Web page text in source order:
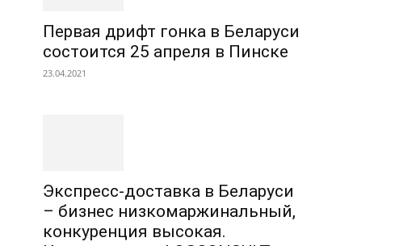
Первая дрифт гонка в Беларуси
состоится 25 апреля в Пинске
23.04.2021
Экспресс-доставка в Беларуси
– бизнес низкомаржинальный,
конкуренция высокая.